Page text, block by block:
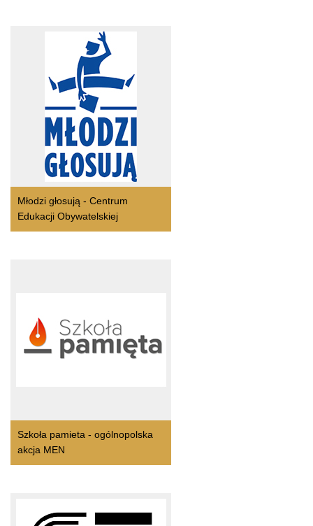
Młodzi głosują - Centrum
Edukacji Obywatelskiej
Szkoła pamieta - ogólnopolska
akcja MEN